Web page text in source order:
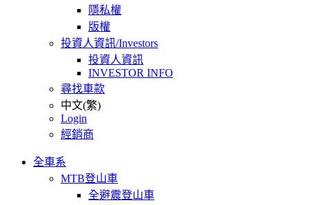
隱私權
版權
投資人資訊/Investors
投資人資訊
INVESTOR INFO
尋找車款
中文(繁)
Login
經銷商
全車系
MTB登山車
全避震登山車